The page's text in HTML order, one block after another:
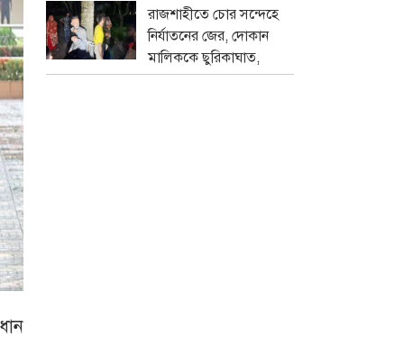
রাজশাহীতে চোর সন্দেহে
নির্যাতনের জের, দোকান
মালিককে ছুরিকাঘাত,
মামলা